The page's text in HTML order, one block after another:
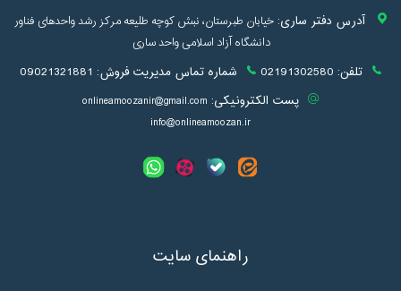
آدرس دفتر ساری:خیابان طبرستان، نبش کوچه طلیعه مرکز رشد واحدهای فناور
دانشگاه آزاد اسلامی واحد ساری
تلفن: 02191302580 شماره تماس مدیریت فروش: 09021321881
پست الکترونیکی: onlineamoozanir@gmail.com
info@onlineamoozan.ir
راهنمای سایت